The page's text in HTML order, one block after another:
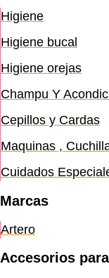
Higiene
Higiene bucal
Higiene orejas
Champu Y
Cepillos y Cardas
Maquinas ,
Cuidados
Marcas
Artero
Accesorios